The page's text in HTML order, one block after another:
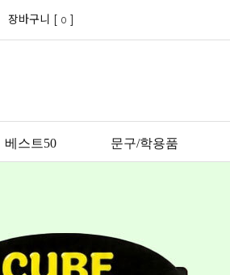
장바구니 [ 0 ]
베스트50 문구/학용품